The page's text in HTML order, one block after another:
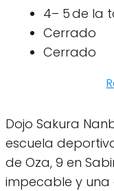
4– 5 de la
Cerrado
Cerrado
Dojo Sakura
escuela
de Oza, 9 en
impecable y